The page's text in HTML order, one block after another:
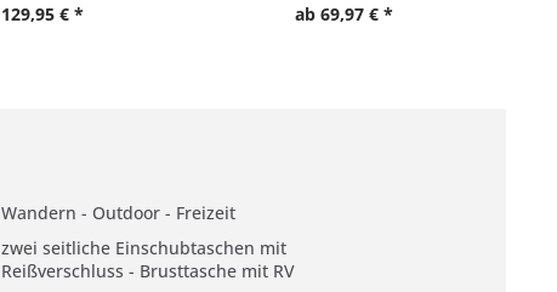
129,95 € * ab 69,97 € *
Wandern - Outdoor - Freizeit
zwei seitliche Einschubtaschen mit
Reißverschluss - Brusttasche mit RV